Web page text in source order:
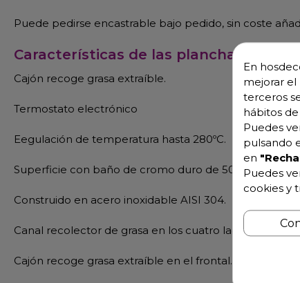
Puede pedirse encastrable bajo pedido, sin coste
Características de las planchas de
Cajón recoge grasa extraíble.
Termostato electrónico
Eegulación de temperatura hasta 280ºC.
Superficie con baño de cromo duro de 50 micras.
Construido en acero inoxidable AISI 304.
Canal recolector de grasa en los cuatro lados.
Cajón recoge grasa extraíble en el frontal.
En
mejorar el
terceros
hábitos
Puedes
pulsando
en
Puedes
cookies y